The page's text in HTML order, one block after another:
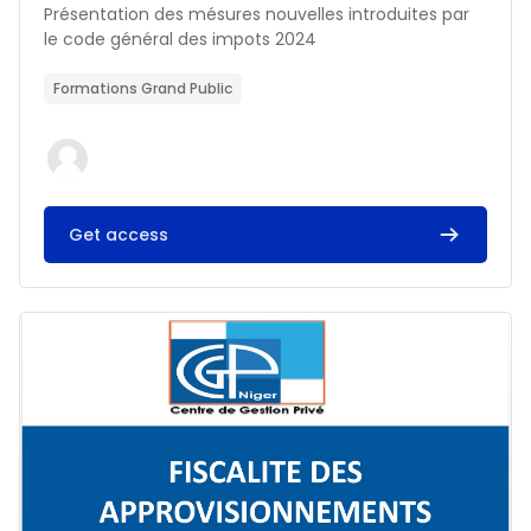
Résumé du cours :
Présentation des mésures nouvelles introduites par
le code général des impots 2024
Formations Grand Public
Get access
Image du cours FISCALITE DES APPROVISIONNEMENTS